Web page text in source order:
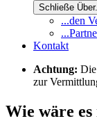
Schließe
...den
Kontakt
Achtung:
zur
Wie wäre